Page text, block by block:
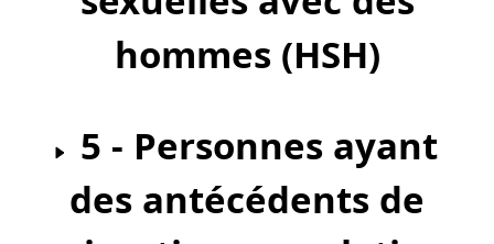
hommes (HSH)
des antécédents de